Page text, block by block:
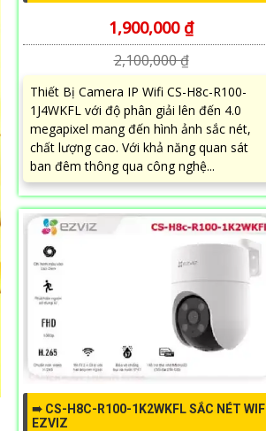
1,900,000 ₫
2,100,000 ₫
Thiết Bị Camera IP Wifi CS-H8c-R100-
1J4WKFL với độ phân giải lên đến 4.0
megapixel mang đến hình ảnh sắc nét,
chất lượng cao. Với khả năng quan sát
ban đêm thông qua công nghệ...
➠ CS-H8C-R100-1K2WKFL SẮC NÉT WIFI
EZVIZ